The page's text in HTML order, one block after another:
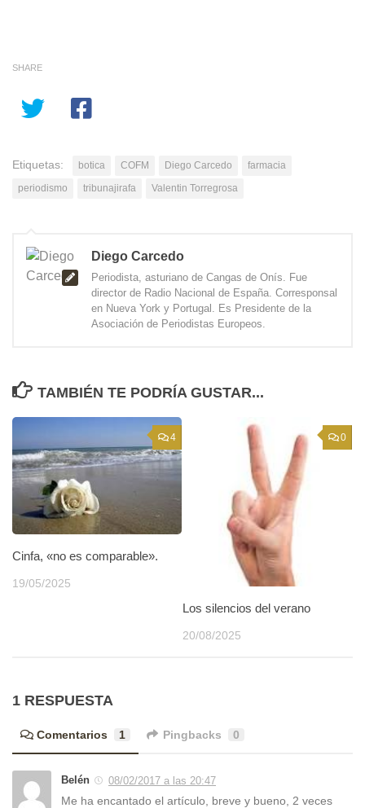
SHARE
Etiquetas: botica COFM Diego Carcedo
farmacia
periodismo
tribunajirafa Valentin Torregrosa
Diego Carcedo
Periodista, asturiano de Cangas de Onís. Fue
director de Radio Nacional de España. Corresponsal
en Nueva York y Portugal. Es Presidente de la
Asociación de Periodistas Europeos.
TAMBIÉN TE PODRÍA GUSTAR...
4
Cinfa, «no es comparable».
19/05/2025
0
Los silencios del verano
20/08/2025
1 RESPUESTA
Comentarios 1 Pingbacks 0
Belén 08/02/2017 a las 20:47
Me ha encantado el artículo, breve y bueno, 2 veces